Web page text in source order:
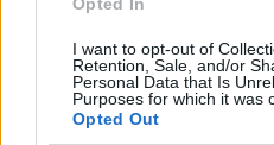
I want to opt-out of
Retention, Sale, and/or
Personal Data that Is
Purposes for which it was
Opted Out
σύνταξη – Ποιοι
χρήματα